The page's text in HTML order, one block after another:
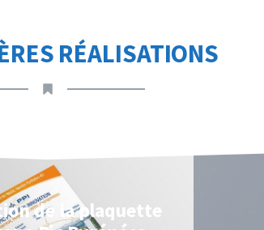
RÉALISATIONS
de la plaquette